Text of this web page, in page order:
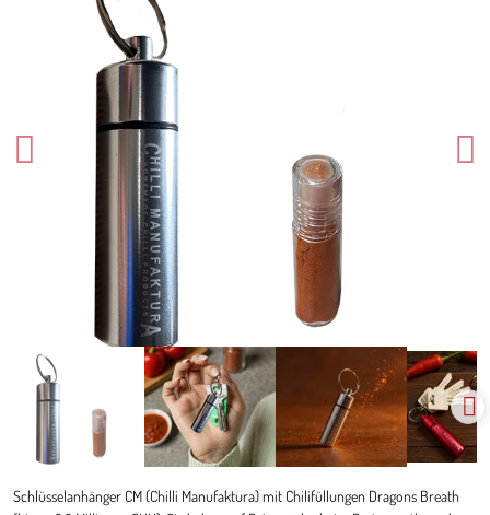
Schlüsselanhänger CM (Chilli Manufaktura) mit Chilifüllungen Dragons Breath